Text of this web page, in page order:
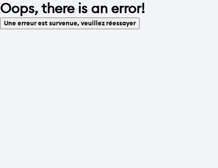
Oops, there is an error!
Une erreur est survenue, veuillez réessayer